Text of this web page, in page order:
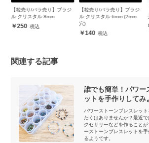
【粒売り/バラ売り】ブラジ
ル クリスタル 8mm
250
【粒売り/バラ売り】ブラジ
ル クリスタル 6mm (2mm
穴)
140
関連する記事
誰でも簡単！パワー
ットを手作りしてみ
パワーストーンブレスレッ
たくはありませんか？最近
クセサリーなどを作ること
ーストーンブレスレットを
るようです。